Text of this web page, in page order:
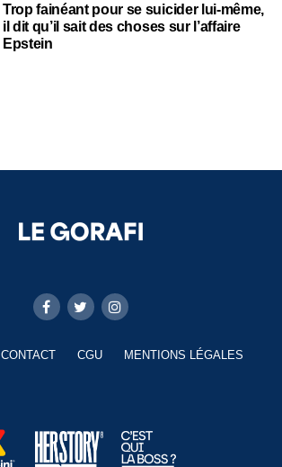
Trop fainéant pour se suicider lui-même,
il dit qu’il sait des choses sur l’affaire
Epstein
CONTACT CGU MENTIONS LÉGALES